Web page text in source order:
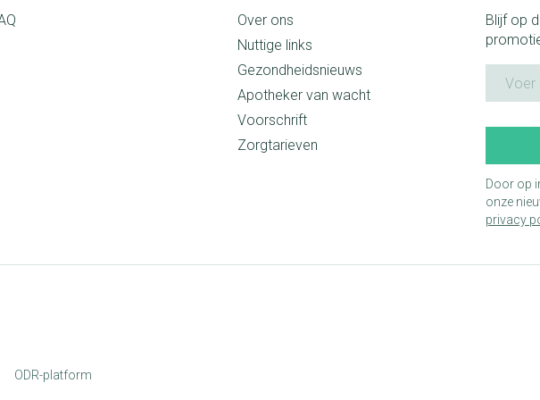
Over ons
Nuttige links
Gezondheidsnieuws
Apotheker van wacht
Voorschrift
Zorgtarieven
Blijf op
Door op
onze
privacy
ODR-platform